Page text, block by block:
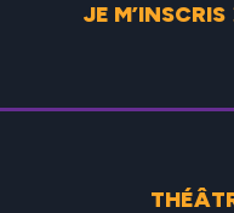
JE M’INSCRIS